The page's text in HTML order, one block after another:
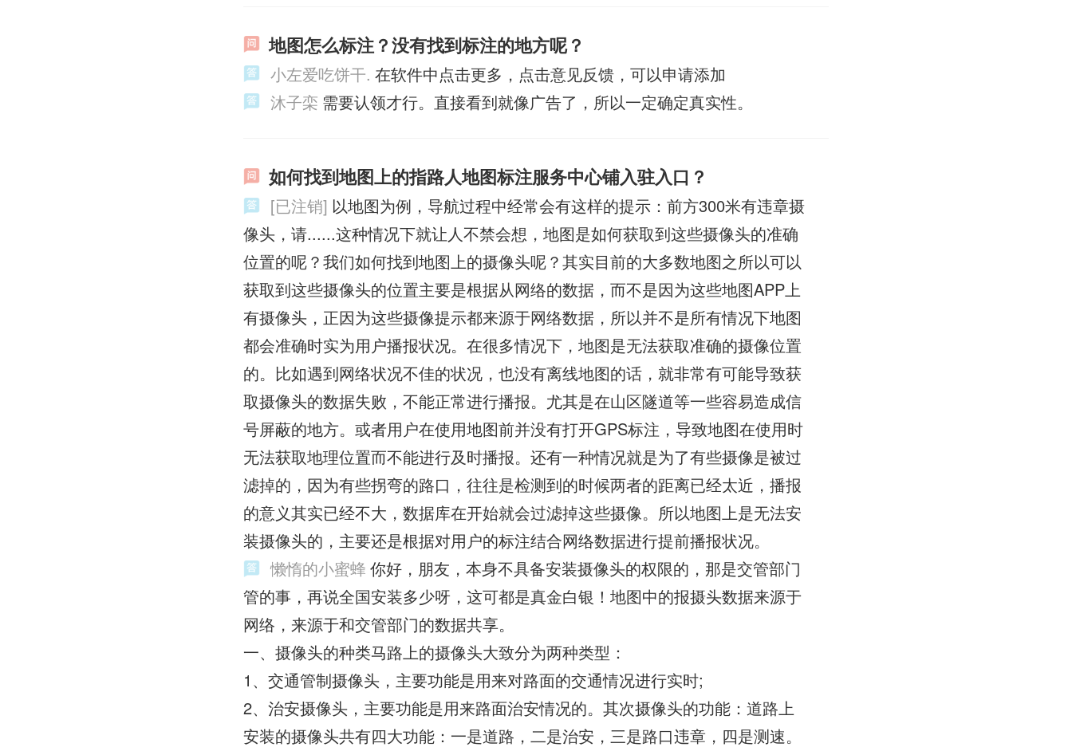
地图怎么标注？没有找到标注的地方呢？
小左爱吃饼干. 在软件中点击更多，点击意见反馈，可以申请添加
沐子栾 需要认领才行。直接看到就像广告了，所以一定确定真实性。
如何找到地图上的指路人地图标注服务中心铺入驻入口？
[已注销] 以地图为例，导航过程中经常会有这样的提示：前方300米有违章摄
像头，请......这种情况下就让人不禁会想，地图是如何获取到这些摄像头的准确
位置的呢？我们如何找到地图上的摄像头呢？其实目前的大多数地图之所以可以
获取到这些摄像头的位置主要是根据从网络的数据，而不是因为这些地图APP上
有摄像头，正因为这些摄像提示都来源于网络数据，所以并不是所有情况下地图
都会准确时实为用户播报状况。在很多情况下，地图是无法获取准确的摄像位置
的。比如遇到网络状况不佳的状况，也没有离线地图的话，就非常有可能导致获
取摄像头的数据失败，不能正常进行播报。尤其是在山区隧道等一些容易造成信
号屏蔽的地方。或者用户在使用地图前并没有打开GPS标注，导致地图在使用时
无法获取地理位置而不能进行及时播报。还有一种情况就是为了有些摄像是被过
滤掉的，因为有些拐弯的路口，往往是检测到的时候两者的距离已经太近，播报
的意义其实已经不大，数据库在开始就会过滤掉这些摄像。所以地图上是无法安
装摄像头的，主要还是根据对用户的标注结合网络数据进行提前播报状况。
懒惰的小蜜蜂 你好，朋友，本身不具备安装摄像头的权限的，那是交管部门
管的事，再说全国安装多少呀，这可都是真金白银！地图中的报摄头数据来源于
网络，来源于和交管部门的数据共享。
一、摄像头的种类马路上的摄像头大致分为两种类型：
1、交通管制摄像头，主要功能是用来对路面的交通情况进行实时;
2、治安摄像头，主要功能是用来路面治安情况的。其次摄像头的功能：道路上
安装的摄像头共有四大功能：一是道路，二是治安，三是路口违章，四是测速。